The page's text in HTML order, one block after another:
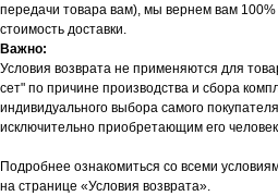
передачи товара вам), мы вернем вам
стоимость доставки.
Важно:
Условия возврата не применяются для
сет" по причине производства и сбора
индивидуального выбора самого
исключительно приобретающим его
Подробнее ознакомиться со всеми
на странице «Условия возврата».